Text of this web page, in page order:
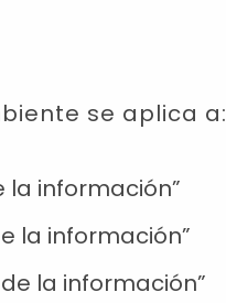
se aplica a:
información”
la información”
la información”